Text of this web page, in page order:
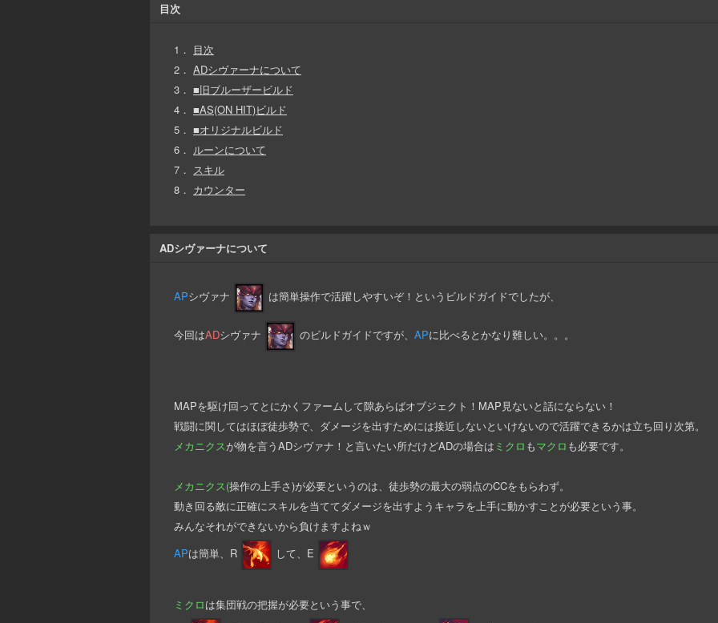
目次
1． 目次
2． ADシヴァーナについて
3． ■旧ブルーザービルド
4． ■AS(ON HIT)ビルド
5． ■オリジナルビルド
6． ルーンについて
7． スキル
8． カウンター
ADシヴァーナについて
APシヴァナ は簡単操作で活躍しやすいぞ！というビルドガイドでしたが、
今回はADシヴァナ のビルドガイドですが、 APに比べるとかなり難しい。。。
MAPを駆け回ってとにかくファームして隙あらばオブジェクト！MAP見ないと話にならない！
戦闘に関してはほぼ徒歩勢で、ダメージを出すためには接近しないといけないので活躍できるかは立ち回り次第。
メカニクスが物を言うADシヴァナ！と言いたい所だけどADの場合は ミクロ もマクロ も必要です。
メカニクス(操作の上手さ)が必要というのは、徒歩勢の最大の弱点のCCをもらわず。
動き回る敵に正確にスキルを当ててダメージを出すようキャラを上手に動かすことが必要という事。
みんなそれができないから負けますよねｗ
APは簡単、R して、E
ミクロは集団戦の把握が必要という事で、